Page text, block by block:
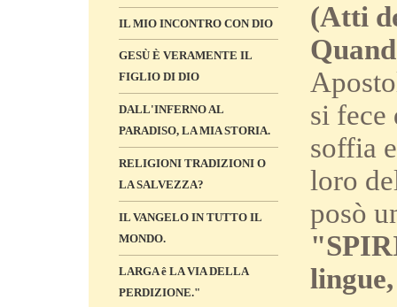
IL MIO INCONTRO CON DIO
GESÙ È VERAMENTE IL
FIGLIO DI DIO
DALL'INFERNO AL
PARADISO, LA MIA STORIA.
RELIGIONI TRADIZIONI O
LA SALVEZZA?
IL VANGELO IN TUTTO IL
MONDO.
LARGA ê LA VIA DELLA
PERDIZIONE."
(Atti
si fece
soffia
loro
posò